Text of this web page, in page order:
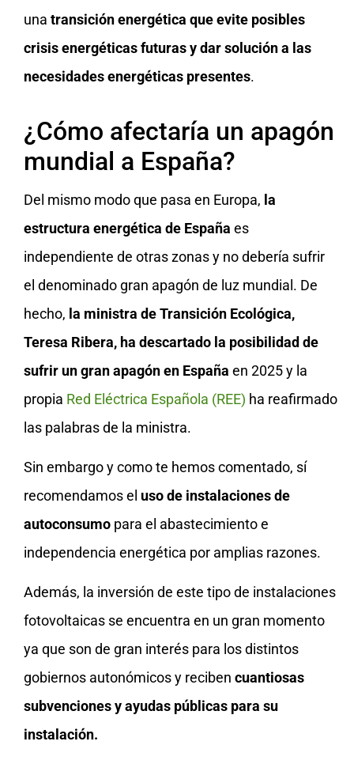
una transición energética que evite posibles
crisis energéticas futuras y dar solución a las
necesidades energéticas presentes.
¿Cómo afectaría un apagón
mundial a España?
Del mismo modo que pasa en Europa, la
estructura energética de España es
independiente de otras zonas y no debería sufrir
el denominado gran apagón de luz mundial. De
hecho, la ministra de Transición Ecológica,
Teresa Ribera, ha descartado la posibilidad de
sufrir un gran apagón en España en 2025 y la
propia Red Eléctrica Española (REE) ha reafirmado
las palabras de la ministra.
Sin embargo y como te hemos comentado, sí
recomendamos el uso de instalaciones de
autoconsumo para el abastecimiento e
independencia energética por amplias razones.
Además, la inversión de este tipo de instalaciones
fotovoltaicas se encuentra en un gran momento
ya que son de gran interés para los distintos
gobiernos autonómicos y reciben cuantiosas
subvenciones y ayudas públicas para su
instalación.